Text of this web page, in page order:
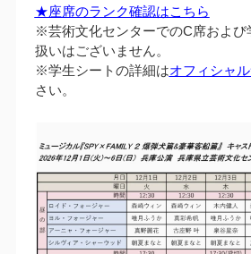
★座席のランク確認はこちら
※芸術文化センターでのC席および
扱いはございません。
※学生シートの詳細はオフィシャ
さい。